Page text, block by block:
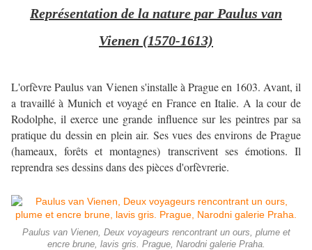
Représentation de la nature par Paulus van
Vienen (1570-1613)
L'orfèvre Paulus van Vienen s'installe à Prague en 1603. Avant, il
a travaillé à Munich et voyagé en France en Italie. A la cour de
Rodolphe, il exerce une grande influence sur les peintres par sa
pratique du dessin en plein air. Ses vues des environs de Prague
(hameaux, forêts et montagnes) transcrivent ses émotions. Il
reprendra ses dessins dans des pièces d'orfèvrerie.
Paulus van Vienen, Deux voyageurs rencontrant un ours, plume et
encre brune, lavis gris. Prague, Narodni galerie Praha.